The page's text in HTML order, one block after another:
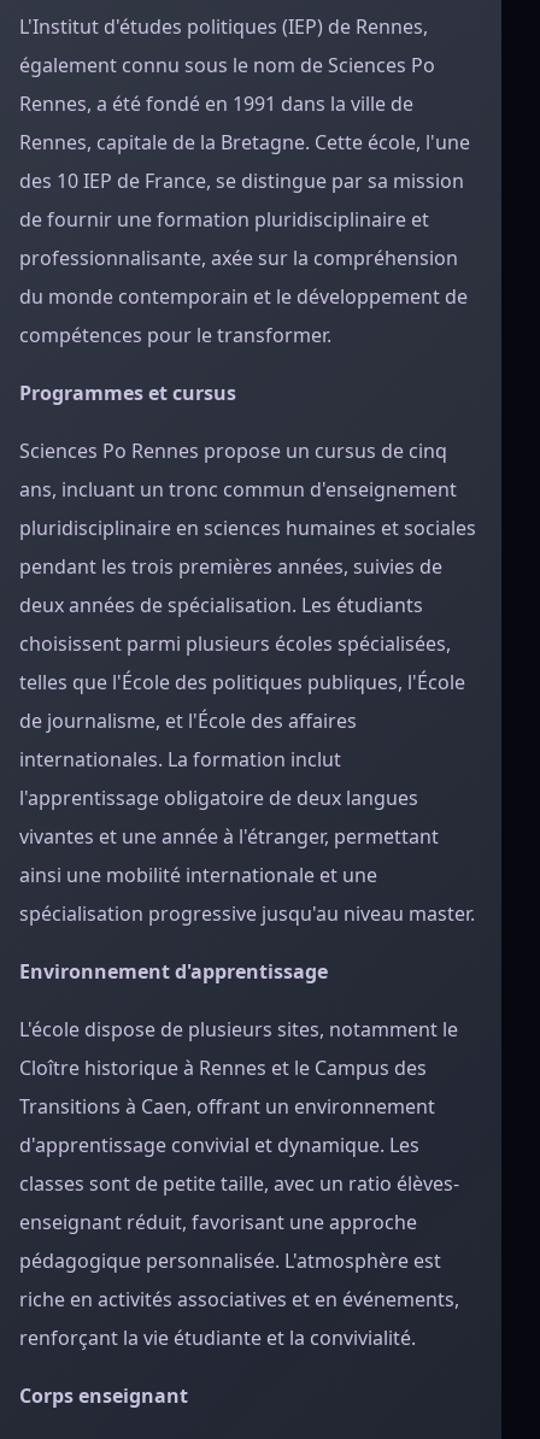
L'Institut d'études politiques (IEP) de Rennes,
également connu sous le nom de Sciences Po
Rennes, a été fondé en 1991 dans la ville de
Rennes, capitale de la Bretagne. Cette école, l'une
des 10 IEP de France, se distingue par sa mission
de fournir une formation pluridisciplinaire et
professionnalisante, axée sur la compréhension
du monde contemporain et le développement de
compétences pour le transformer.
Programmes et cursus
Sciences Po Rennes propose un cursus de cinq
ans, incluant un tronc commun d'enseignement
pluridisciplinaire en sciences humaines et sociales
pendant les trois premières années, suivies de
deux années de spécialisation. Les étudiants
choisissent parmi plusieurs écoles spécialisées,
telles que l'École des politiques publiques, l'École
de journalisme, et l'École des affaires
internationales. La formation inclut
l'apprentissage obligatoire de deux langues
vivantes et une année à l'étranger, permettant
ainsi une mobilité internationale et une
spécialisation progressive jusqu'au niveau master.
Environnement d'apprentissage
L'école dispose de plusieurs sites, notamment le
Cloître historique à Rennes et le Campus des
Transitions à Caen, offrant un environnement
d'apprentissage convivial et dynamique. Les
classes sont de petite taille, avec un ratio élèves-
enseignant réduit, favorisant une approche
pédagogique personnalisée. L'atmosphère est
riche en activités associatives et en événements,
renforçant la vie étudiante et la convivialité.
Corps enseignant